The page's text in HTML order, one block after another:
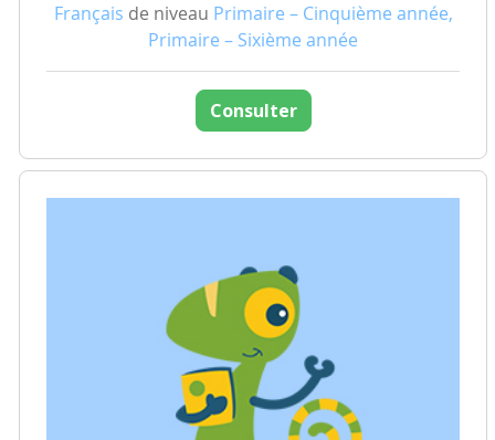
Français de niveau Primaire – Cinquième année,
Primaire – Sixième année
Consulter